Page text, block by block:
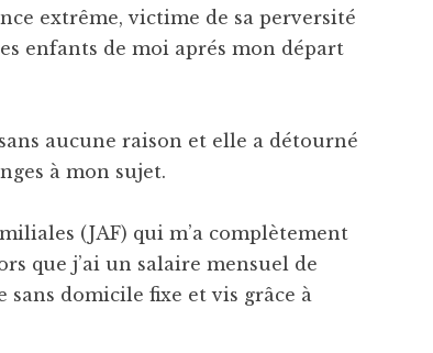
extrême, victime de sa perversité
enfants de moi aprés mon départ
aucune raison et elle a détourné
à mon sujet.
(JAF) qui m’a complètement
que j’ai un salaire mensuel de
sans domicile fixe et vis grâce à